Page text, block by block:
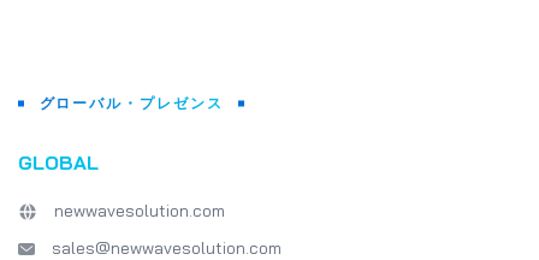
グローバル・プレゼンス
GLOBAL
newwavesolution.com
sales@newwavesolution.com